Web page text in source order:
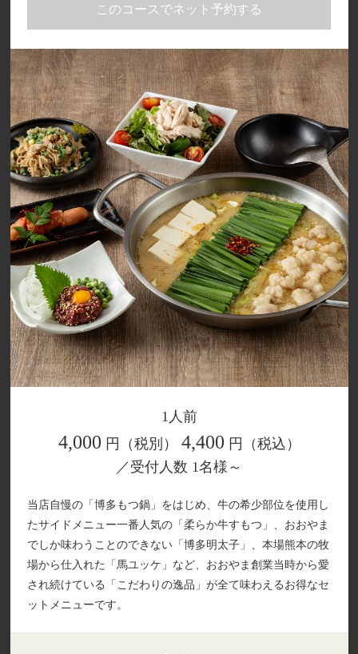
このコースでネット予約する
1人前
4,000 円（税別） 4,400 円（税込）
／受付人数 1名様～
当店自慢の「博多もつ鍋」をはじめ、牛の希少部位を使用し
たサイドメニュー一番人気の「柔らか牛すもつ」、おおやま
でしか味わうことのできない「博多明太子」、本場熊本の牧
場から仕入れた「馬ユッケ」など、おおやま創業当時から愛
され続けている「こだわりの逸品」が全て味わえるお得なセ
ットメニューです。